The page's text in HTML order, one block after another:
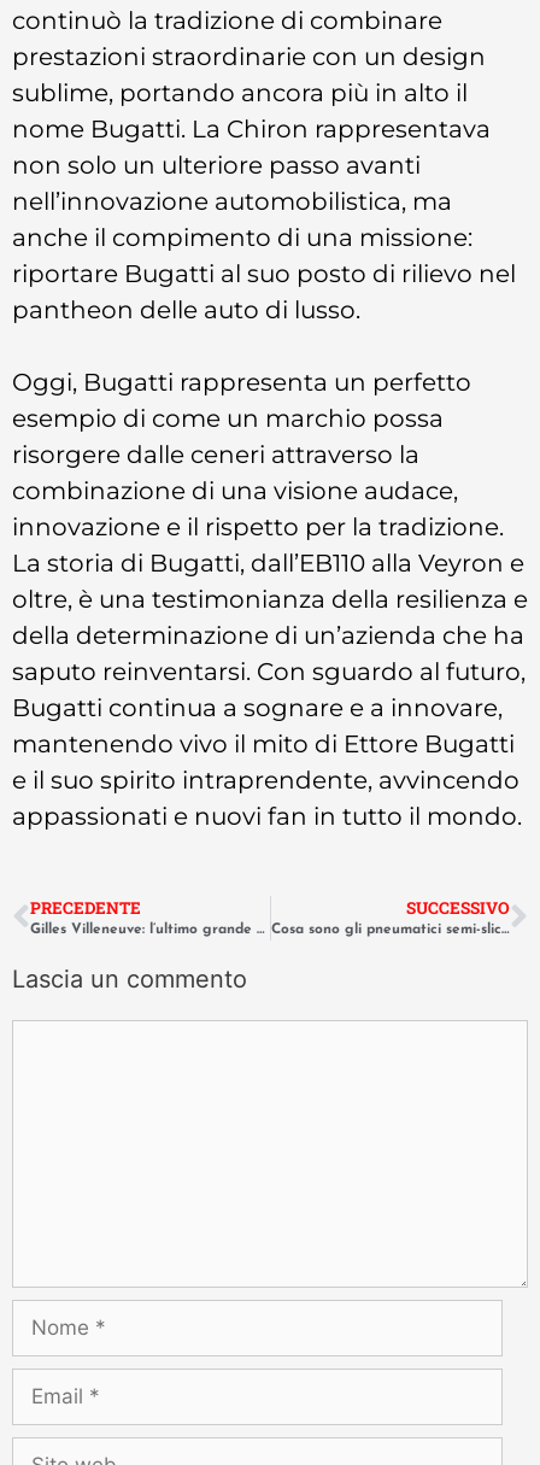
continuò la tradizione di combinare
prestazioni straordinarie con un design
sublime, portando ancora più in alto il
nome Bugatti. La Chiron rappresentava
non solo un ulteriore passo avanti
nell’innovazione automobilistica, ma
anche il compimento di una missione:
riportare Bugatti al suo posto di rilievo nel
pantheon delle auto di lusso.
Oggi, Bugatti rappresenta un perfetto
esempio di come un marchio possa
risorgere dalle ceneri attraverso la
combinazione di una visione audace,
innovazione e il rispetto per la tradizione.
La storia di Bugatti, dall’EB110 alla Veyron e
oltre, è una testimonianza della resilienza e
della determinazione di un’azienda che ha
saputo reinventarsi. Con sguardo al futuro,
Bugatti continua a sognare e a innovare,
mantenendo vivo il mito di Ettore Bugatti
e il suo spirito intraprendente, avvincendo
appassionati e nuovi fan in tutto il mondo.
PRECEDENTE
Gilles Villeneuve: l’ultimo grande romantico della Formula 1.
SUCCESSIVO
Cosa sono gli pneumatici semi-slick: uso in pista e limiti stradali.
Lascia un commento